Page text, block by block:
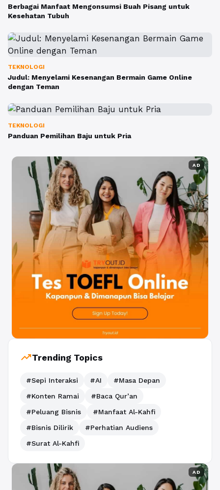
Berbagai Manfaat Mengonsumsi Buah Pisang untuk
Kesehatan Tubuh
TEKNOLOGI
Judul: Menyelami Kesenangan Bermain Game Online
dengan Teman
TEKNOLOGI
Panduan Pemilihan Baju untuk Pria
AD
trending_upTrending Topics
#Sepi Interaksi #AI
#Masa Depan
#Konten Ramai
#Baca Qur’an
#Peluang Bisnis
#Manfaat Al-Kahfi
#Bisnis Dilirik
#Perhatian Audiens
#Surat Al-Kahfi
AD